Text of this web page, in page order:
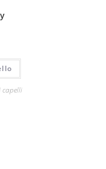
capelli